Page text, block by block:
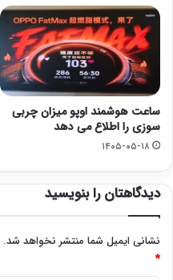
ساعت هوشمند اوپو میزان چربی
سوزی را اطلاع می دهد
۱۴۰۵-۰۵-۱۸
دیدگاهتان را بنویسید
نشانی ایمیل شما منتشر نخواهد شد.
*